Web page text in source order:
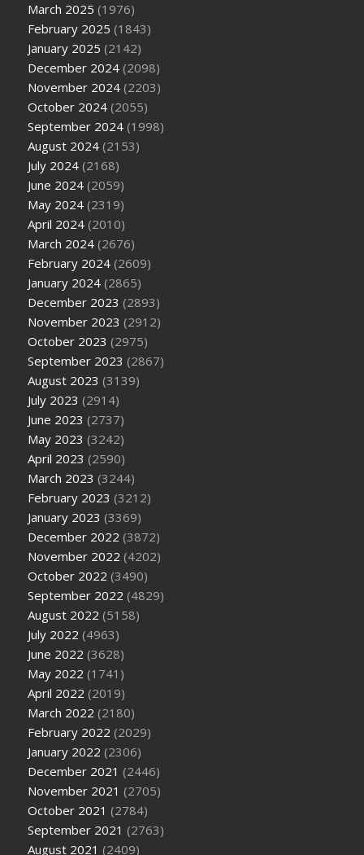
March 2025 (1976)
February 2025 (1843)
January 2025 (2142)
December 2024 (2098)
November 2024 (2203)
October 2024 (2055)
September 2024 (1998)
August 2024 (2153)
July 2024 (2168)
June 2024 (2059)
May 2024 (2319)
April 2024 (2010)
March 2024 (2676)
February 2024 (2609)
January 2024 (2865)
December 2023 (2893)
November 2023 (2912)
October 2023 (2975)
September 2023 (2867)
August 2023 (3139)
July 2023 (2914)
June 2023 (2737)
May 2023 (3242)
April 2023 (2590)
March 2023 (3244)
February 2023 (3212)
January 2023 (3369)
December 2022 (3872)
November 2022 (4202)
October 2022 (3490)
September 2022 (4829)
August 2022 (5158)
July 2022 (4963)
June 2022 (3628)
May 2022 (1741)
April 2022 (2019)
March 2022 (2180)
February 2022 (2029)
January 2022 (2306)
December 2021 (2446)
November 2021 (2705)
October 2021 (2784)
September 2021 (2763)
August 2021 (2409)